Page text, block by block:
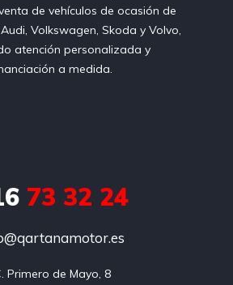
de vehículos de ocasión de
Volkswagen, Skoda y Volvo,
atención personalizada y
a medida.
73 32 24
Primero de Mayo, 8